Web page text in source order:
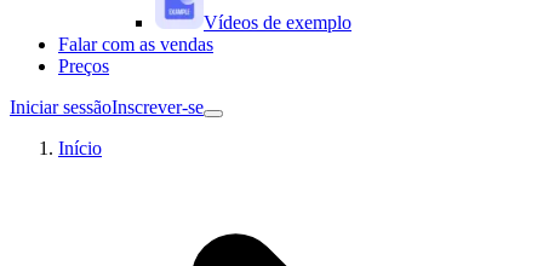
Vídeos de exemplo
Falar com as vendas
Preços
Iniciar sessãoInscrever-se
Início